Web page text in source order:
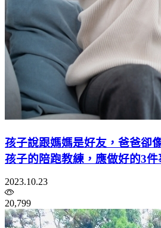
孩子說跟媽媽是好友，爸爸卻
孩子的陪跑教練，應做好的3件
2023.10.23
20,799